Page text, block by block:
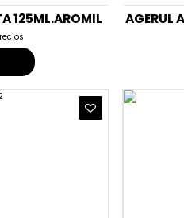
125ML.AROMIL AGERUL